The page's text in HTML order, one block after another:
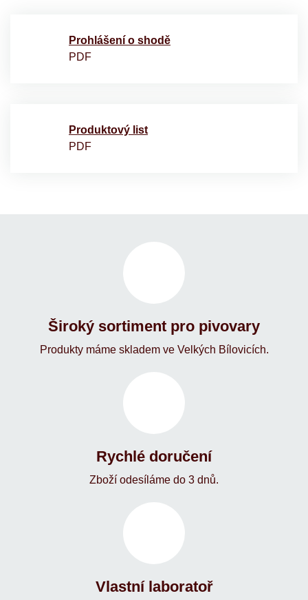
Prohlášení o shodě
PDF
Produktový list
PDF
Široký sortiment pro pivovary
Produkty máme skladem ve Velkých Bílovicích.
Rychlé doručení
Zboží odesíláme do 3 dnů.
Vlastní laboratoř